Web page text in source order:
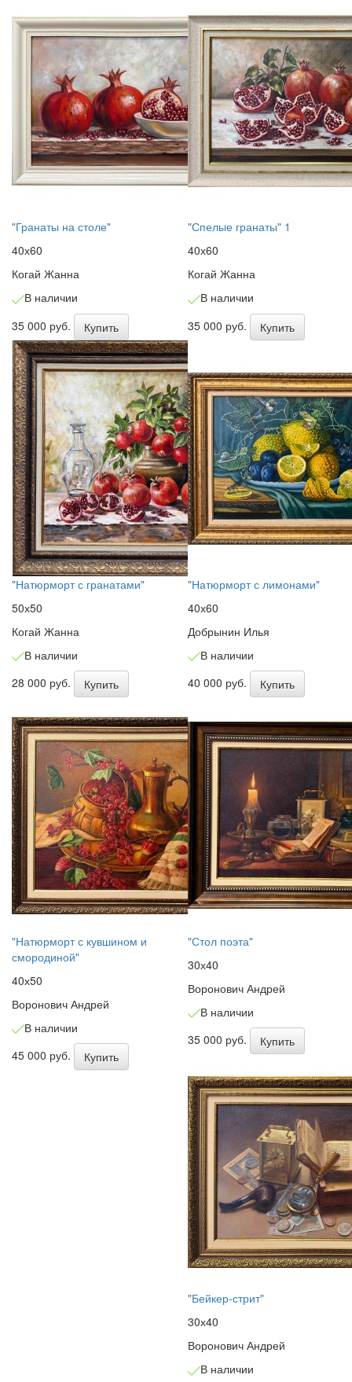
"Гранаты на столе"
40х60
Когай Жанна
В наличии
35 000 руб.
Купить
"Спелые гранаты" 1
40х60
Когай Жанна
В наличии
35 000 руб.
Купить
"Натюрморт с гранатами"
50х50
Когай Жанна
В наличии
28 000 руб.
Купить
"Натюрморт с лимонами"
40х60
Добрынин Илья
В наличии
40 000 руб.
Купить
"Натюрморт с кувшином и
смородиной"
40х50
Воронович Андрей
В наличии
45 000 руб.
Купить
"Стол поэта"
30х40
Воронович Андрей
В наличии
35 000 руб.
Купить
"Бейкер-стрит"
30х40
Воронович Андрей
В наличии